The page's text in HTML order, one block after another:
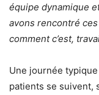
équipe dynamique
avons rencontré
comment c’est,
Une journée typique
patients se suivent,